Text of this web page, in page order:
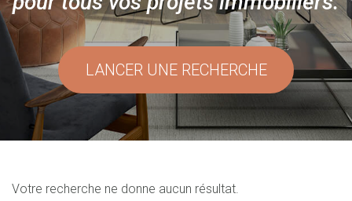
LANCER UNE RECHERCHE
Votre recherche ne donne aucun résultat.